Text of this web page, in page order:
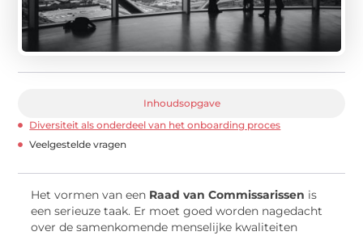
Inhoudsopgave
Diversiteit als onderdeel van het onboarding proces
Veelgestelde vragen
Het vormen van een Raad van Commissarissen is
een serieuze taak. Er moet goed worden nagedacht
over de samenkomende menselijke kwaliteiten